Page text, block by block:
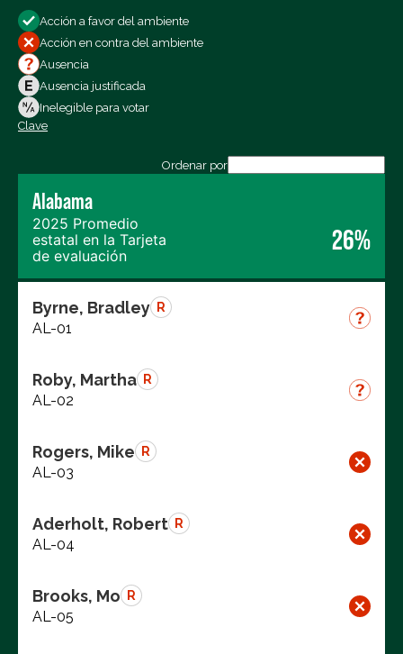
Todos los votos
Votos a favor
Votos en contra
Ausencias
Exportar los datos (CSV)
Acción a favor del ambiente
Acción en contra del ambiente
Ausencia
Ausencia justificada
Inelegible para votar
Clave
Ordenar por
Alabama
2025 Promedio
estatal en la Tarjeta
de evaluación
26%
Byrne, Bradley R
AL-01
Roby, Martha R
AL-02
Rogers, Mike R
AL-03
Aderholt, Robert R
AL-04
Brooks, Mo R
AL-05